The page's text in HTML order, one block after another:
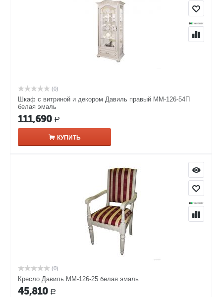
(0)
Шкаф с витриной и декором Давиль правый ММ-126-54П
белая эмаль
111,690 Р
КУПИТЬ
(0)
Кресло Давиль ММ-126-25 белая эмаль
45,810 Р